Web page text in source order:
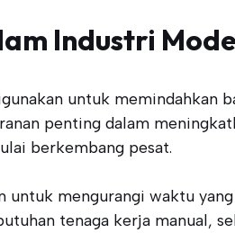
Industri
untuk memindahkan
penting dalam
berkembang pesat.
untuk mengurangi waktu
tenaga kerja manual,